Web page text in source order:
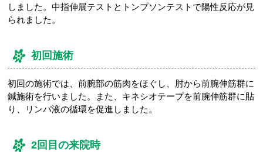
しました。中指伸展テストとトンプソンテストで陽性反応が見
られました。
初回施術
初回の施術では、前腕部の筋肉をほぐし、肘から前腕伸筋群に
鍼施術を行いました。また、キネシオテープを前腕伸筋群に貼
り、リンパ液の循環を促進しました。
2回目の来院時